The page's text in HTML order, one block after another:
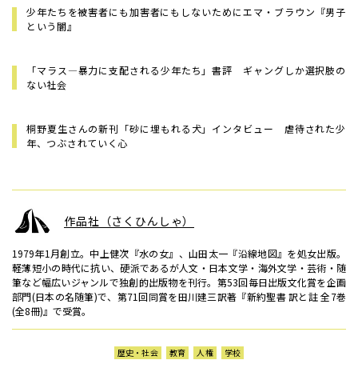
少年たちを被害者にも加害者にもしないために――エマ・ブラウン『男子
という闇』
「マラス―暴力に支配される少年たち」書評 ギャングしか選択肢の
ない社会
桐野夏生さんの新刊「砂に埋もれる犬」インタビュー 虐待された少
年、つぶされていく心
作品社（さくひんしゃ）
1979年1月創立。中上健次『水の女』、山田太一『沿線地図』を処女出版。
軽薄短小の時代に抗い、硬派であるが人文・日本文学・海外文学・芸術・随
筆など幅広いジャンルで独創的出版物を刊行。第53回毎日出版文化賞を企画
部門(日本の名随筆)で、第71回同賞を田川建三訳著『新約聖書 訳と註 全7巻
(全8冊)』で受賞。
歴史・社会 教育 人権 学校